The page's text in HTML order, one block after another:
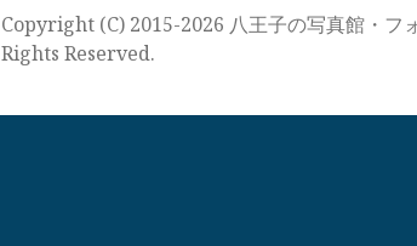
Copyright (C) 2015-2026 八王子の写真館・フ
Rights Reserved.